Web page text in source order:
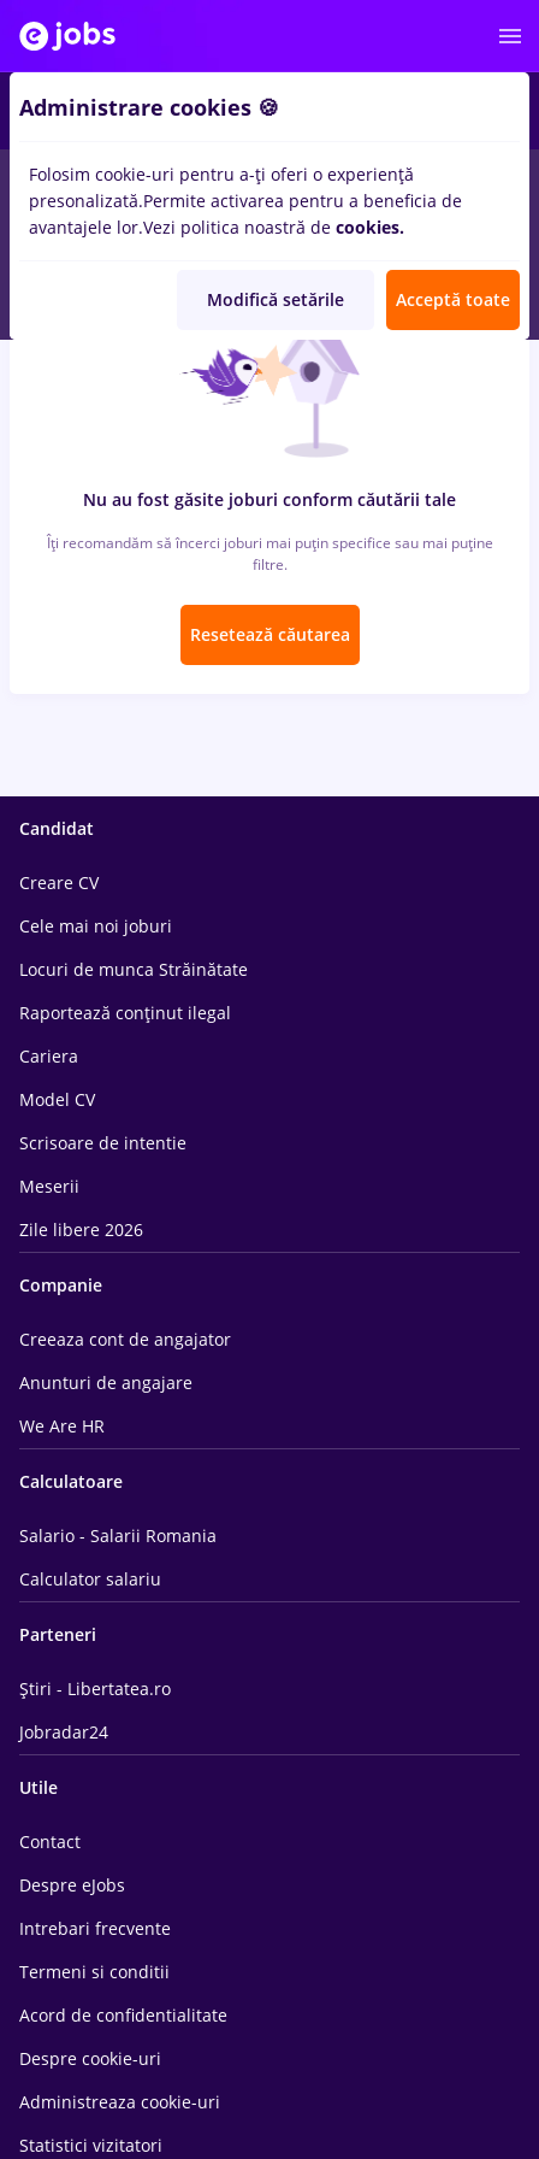
locuri de muncacu salarii rm valcea, Full timein
pentruStudent, Fara experientainConstructii / Instalatii,
Medicina / Sanatate
Nu au fost găsite joburi conform căutării tale
Îți recomandăm să încerci joburi mai puțin specifice sau mai puține
filtre.
Resetează căutarea
Candidat
Creare CV
Cele mai noi joburi
Locuri de munca Străinătate
Raportează conținut ilegal
Cariera
Model CV
Scrisoare de intentie
Meserii
Zile libere 2026
Companie
Creeaza cont de angajator
Anunturi de angajare
We Are HR
Calculatoare
Salario - Salarii Romania
Calculator salariu
Parteneri
Știri - Libertatea.ro
Jobradar24
Utile
Contact
Despre eJobs
Intrebari frecvente
Termeni si conditii
Acord de confidentialitate
Despre cookie-uri
Administreaza cookie-uri
Statistici vizitatori
Administrare cookies 🍪
Folosim cookie-uri pentru a-ți oferi o experiență
presonalizată.Permite activarea pentru a beneficia de
avantajele lor.Vezi politica noastră de cookies.
Modifică setările Acceptă toate